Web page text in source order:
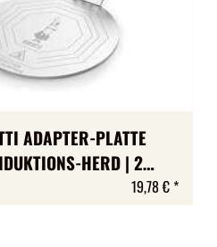
ADAPTER-PLATTE
HERD | 2
19,78 € *